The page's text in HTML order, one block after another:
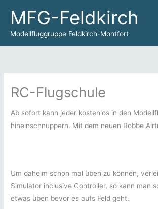
Inhalt
springen
MFG-Feldkirch
Modellfluggruppe Feldkirch-Montfort
RC-Flugschule
Ab sofort kann jeder kostenlos in den
hineinschnuppern. Mit dem neuen Robbe
Um daheim schon mal üben zu können,
Simulator inclusive Controller, so kann man
etwas üben bevor es aufs Feld geht.